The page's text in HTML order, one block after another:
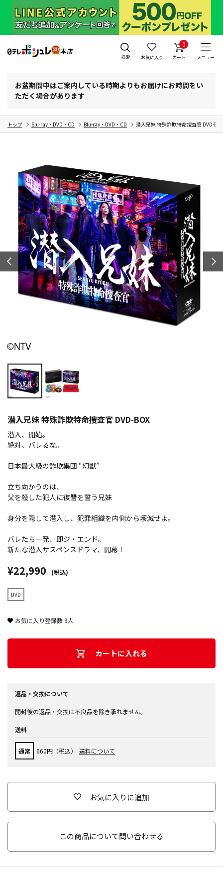
検索 お気に入り
0
カート メニュー
お盆期間中はご案内している時期よりもお届けにお時間をい
ただく場合があります
トップ Blu-ray・DVD・CD Blu-ray・DVD・CD 潜入兄妹 特殊詐欺特命捜査官 DVD-
潜入兄妹 特殊詐欺特命捜査官 DVD-BOX
潜入、開始。
絶対、バレるな。
日本最大級の詐欺集団 “幻獣”
立ち向かうのは、
父を殺した犯人に復讐を誓う兄妹
身分を隠して潜入し、犯罪組織を内側から壊滅せよ。
バレたら一発、即ジ・エンド。
新たな潜入サスペンスドラマ、開幕！
¥22,990 (税込)
DVD
お気に入り登録数9人
カートに入れる
返品・交換について
開封後の返品・交換は不良品を除き承れません。
送料
通常 660円（税込） 送料について
お気に入りに追加
この商品について問い合わせる